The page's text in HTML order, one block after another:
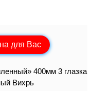
для Вас
400мм 3 глазка
Вихрь